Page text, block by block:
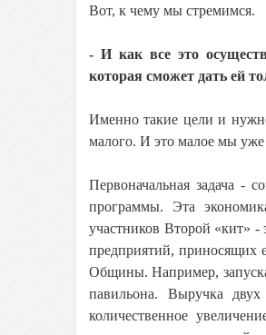
Вот, к чему мы стремимся.
- И как все это
которая сможет дать ей
Именно такие цели и
малого. И это малое мы уже
Первоначальная задача -
программы. Эта
участников Второй «кит» -
предприятий, приносящих
Общины. Например,
павильона. Выручка
количественное